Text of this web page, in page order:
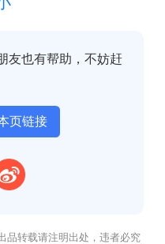
友也有帮助，不妨赶
页链接
品转载请注明出处，违者必究